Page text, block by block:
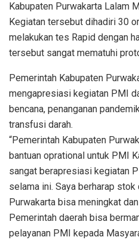
Kabupaten Purwakarta Lalam
Kegiatan tersebut dihadiri 30
melakukan tes Rapid dengan
tersebut sangat mematuhi
Pemerintah Kabupaten
mengapresiasi kegiatan PMI
bencana, penanganan
transfusi darah.
“Pemerintah Kabupaten
bantuan oprational untuk PMI
sangat berapresiasi kegiatan
selama ini. Saya berharap
Purwakarta bisa meningkat
Pemerintah daerah bisa
pelayanan PMI kepada